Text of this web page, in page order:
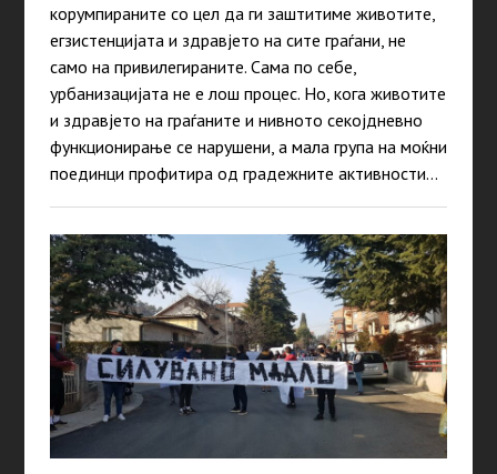
корумпираните со цел да ги заштитиме животите,
егзистенцијата и здравјето на сите граѓани, не
само на привилегираните. Сама по себе,
урбанизацијата не е лош процес. Но, кога животите
и здравјето на граѓаните и нивното секојдневно
функционирање се нарушени, а мала група на моќни
поединци профитира од градежните активности…